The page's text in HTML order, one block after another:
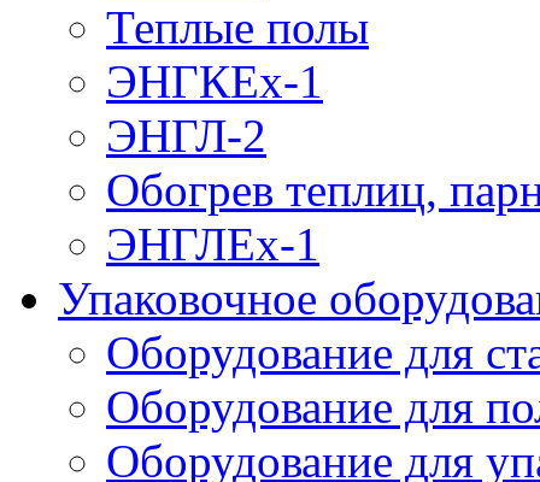
Теплые полы
ЭНГКЕх-1
ЭНГЛ-2
Обогрев теплиц,
ЭНГЛЕх-1
Упаковочное
Оборудование для
Оборудование для
Оборудование для